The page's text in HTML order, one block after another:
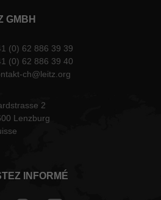
GMBH
(0) 62 886 39 39
(0) 62 886 39 40
ch@leitz.org
2
Lenzburg
INFORMÉ